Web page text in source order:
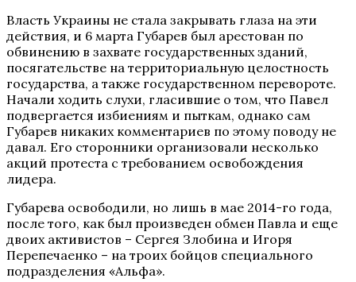
Власть Украины не стала закрывать глаза на эти
действия, и 6 марта Губарев был арестован по
обвинению в захвате государственных зданий,
посягательстве на территориальную целостность
государства, а также государственном перевороте.
Начали ходить слухи, гласившие о том, что Павел
подвергается избиениям и пыткам, однако сам
Губарев никаких комментариев по этому поводу не
давал. Его сторонники организовали несколько
акций протеста с требованием освобождения
лидера.
Губарева освободили, но лишь в мае 2014-го года,
после того, как был произведен обмен Павла и еще
двоих активистов – Сергея Злобина и Игоря
Перепечаенко – на троих бойцов специального
подразделения «Альфа».